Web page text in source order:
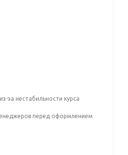
за нестабильности курса
перед оформлением